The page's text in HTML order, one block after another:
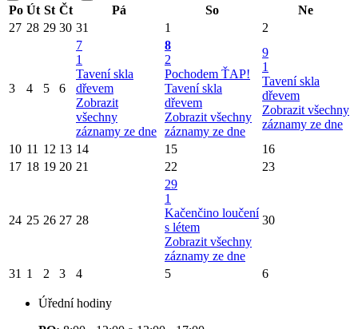
Po Út St Čt Pá So
Ne
27 28 29 30 31 1 2
3 4 5 6
7
1
Tavení skla
dřevem
Zobrazit
všechny
záznamy ze dne
8
2
Pochodem ŤAP!
Tavení skla
dřevem
Zobrazit všechny
záznamy ze dne
9
1
Tavení skla
dřevem
Zobrazit všechny
záznamy ze dne
10 11 12 13 14 15
16
17 18 19 20 21 22 23
24 25 26 27 28
29
1
Kačenčino loučení
s létem
Zobrazit všechny
záznamy ze dne
30
31 1 2 3 4 5 6
Úřední hodiny